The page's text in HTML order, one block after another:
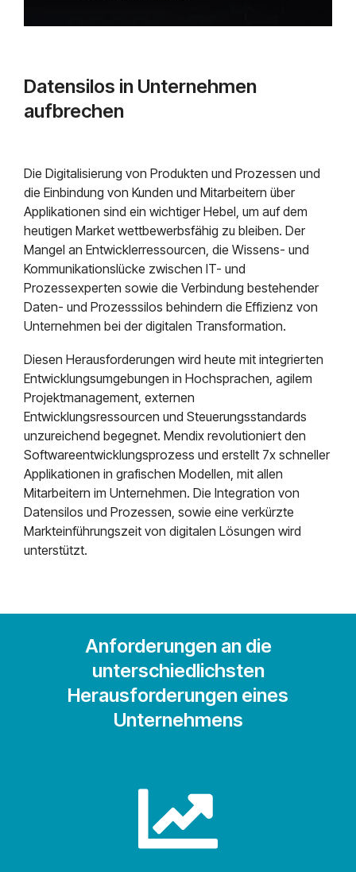
Datensilos in Unternehmen
aufbrechen
Die Digitalisierung von Produkten und Prozessen und
die Einbindung von Kunden und Mitarbeitern über
Applikationen sind ein wichtiger Hebel, um auf dem
heutigen Market wettbewerbsfähig zu bleiben. Der
Mangel an Entwicklerressourcen, die Wissens- und
Kommunikationslücke zwischen IT- und
Prozessexperten sowie die Verbindung bestehender
Daten- und Prozesssilos behindern die Effizienz von
Unternehmen bei der digitalen Transformation.
Diesen Herausforderungen wird heute mit integrierten
Entwicklungsumgebungen in Hochsprachen, agilem
Projektmanagement, externen
Entwicklungsressourcen und Steuerungsstandards
unzureichend begegnet. Mendix revolutioniert den
Softwareentwicklungsprozess und erstellt 7x schneller
Applikationen in grafischen Modellen, mit allen
Mitarbeitern im Unternehmen. Die Integration von
Datensilos und Prozessen, sowie eine verkürzte
Markteinführungszeit von digitalen Lösungen wird
unterstützt.
Anforderungen an die
unterschiedlichsten
Herausforderungen eines
Unternehmens